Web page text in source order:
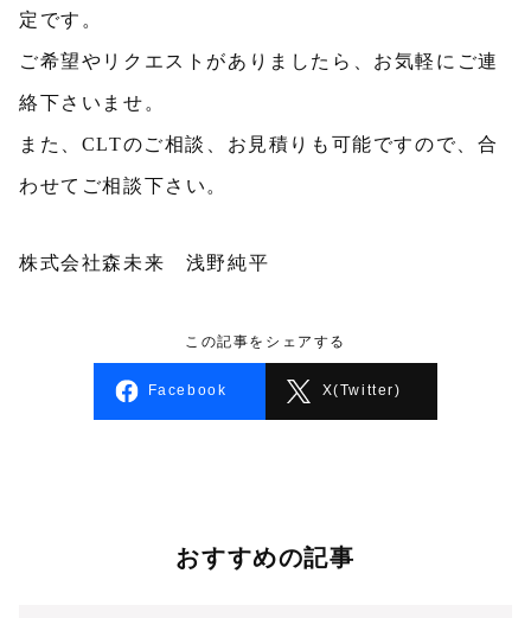
定です。
ご希望やリクエストがありましたら、お気軽にご連
絡下さいませ。
また、CLTのご相談、お見積りも可能ですので、合
わせてご相談下さい。
株式会社森未来 浅野純平
この記事をシェアする
Facebook X(Twitter)
おすすめの記事